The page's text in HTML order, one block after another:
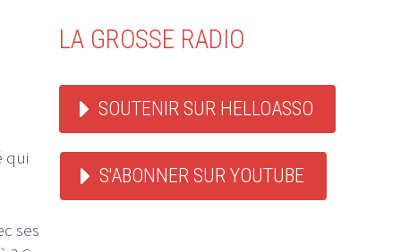
qui
ses
LA GROSSE RADIO
SOUTENIR SUR HELLOASSO
S'ABONNER SUR YOUTUBE